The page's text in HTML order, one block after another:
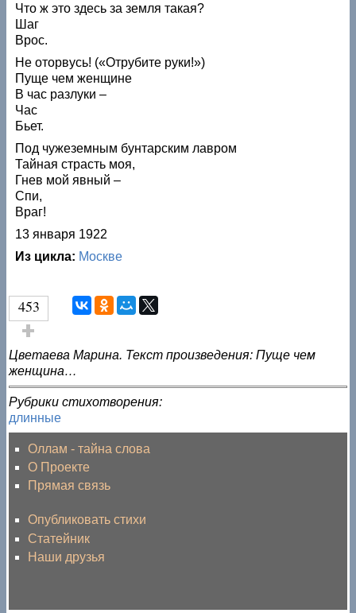
Что ж это здесь за земля такая?
Шаг
Врос.
Не оторвусь! («Отрубите руки!»)
Пуще чем женщине
В час разлуки –
Час
Бьет.
Под чужеземным бунтарским лавром
Тайная страсть моя,
Гнев мой явный –
Спи,
Враг!
13 января 1922
Из цикла: Москве
453
Голос за!
Цветаева Марина. Текст произведения: Пуще чем
женщина…
Рубрики стихотворения:
длинные
Оллам - тайна слова
О Проекте
Прямая связь
Опубликовать стихи
Статейник
Наши друзья